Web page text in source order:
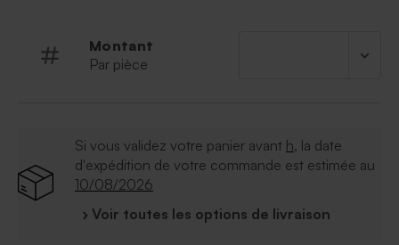
Montant
Par pièce
Si vous validez votre panier avant h, la date
d'expédition de votre commande est estimée au
10/08/2026
› Voir toutes les options de livraison